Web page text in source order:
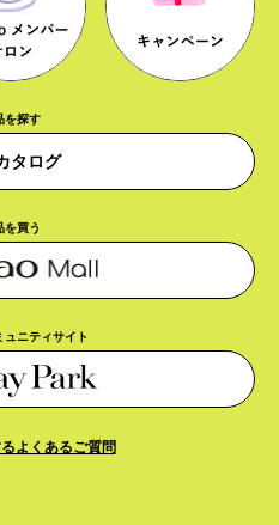
を探す
タログ
を買う
ュニティサイト
よくあるご質問​